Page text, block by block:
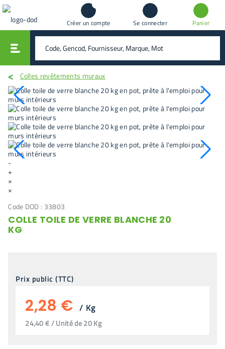
Créer un compte Se connecter Panier
rechercher
Colles revêtements muraux
-
+
×
×
Code DOD : 33803
COLLE TOILE DE VERRE BLANCHE 20
KG
Prix public (TTC)
2,28 € / Kg
24,40 € / Unité de 20 Kg